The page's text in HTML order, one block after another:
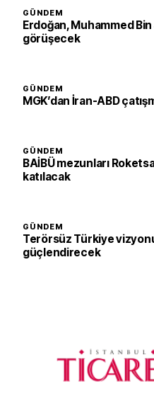
GÜNDEM
Erdoğan, Muhammed
görüşecek
GÜNDEM
MGK’dan İran-ABD
GÜNDEM
BAİBÜ mezunları
katılacak
GÜNDEM
Terörsüz Türkiye
güçlendirecek